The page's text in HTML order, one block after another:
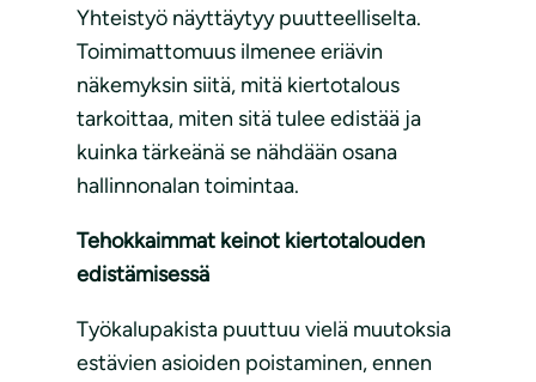
Yhteistyö näyttäytyy puutteelliselta.
Toimimattomuus ilmenee eriävin
näkemyksin siitä, mitä kiertotalous
tarkoittaa, miten sitä tulee edistää ja
kuinka tärkeänä se nähdään osana
hallinnonalan toimintaa.
Tehokkaimmat keinot kiertotalouden
edistämisessä
Työkalupakista puuttuu vielä muutoksia
estävien asioiden poistaminen, ennen